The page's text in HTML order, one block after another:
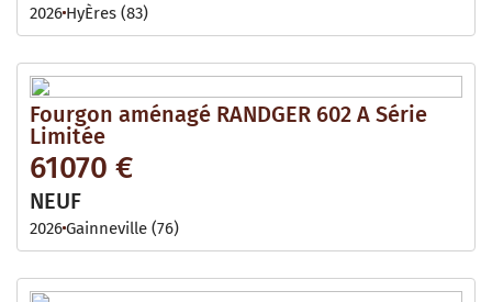
2026 HyÈres (83)
Fourgon aménagé RANDGER 602 A Série
Limitée
61070 €
NEUF
2026Gainneville (76)